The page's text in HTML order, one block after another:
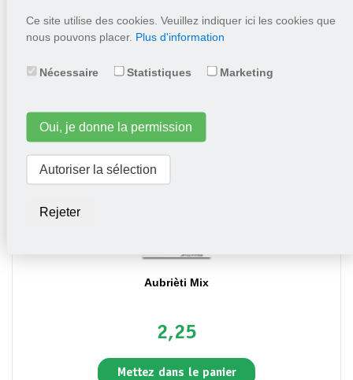
Ce site utilise des cookies. Veuillez indiquer ici les cookies que
nous pouvons placer. Plus d'information
Nécessaire Statistiques Marketing
Oui, je donne la permission
Autoriser la sélection
Rejeter
1,55
Mettez dans le panier
Aubrièti Mix
2,25
Mettez dans le panier